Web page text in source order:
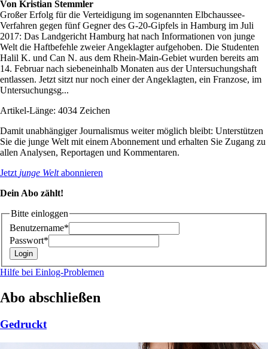
Von Kristian Stemmler
Großer Erfolg für die Verteidigung im sogenannten Elbchaussee-
Verfahren gegen fünf Gegner des G-20-Gipfels in Hamburg im Juli
2017: Das Landgericht Hamburg hat nach Informationen von junge
Welt die Haftbefehle zweier Angeklagter aufgehoben. Die Studenten
Halil K. und Can N. aus dem Rhein-Main-Gebiet wurden bereits am
14. Februar nach siebeneinhalb Monaten aus der Untersuchungshaft
entlassen. Jetzt sitzt nur noch einer der Angeklagten, ein Franzose, im
Untersuchungsg...
Artikel-Länge: 4034 Zeichen
Damit unabhängiger Journalismus weiter möglich bleibt: Unterstützen
Sie die junge Welt mit einem Abonnement und erhalten Sie Zugang zu
allen Analysen, Reportagen und Kommentaren.
Jetzt junge Weltabonnieren
Dein Abo zählt!
Bitte einloggen
Benutzername*
Passwort*
Hilfe bei Einlog-Problemen
Abo abschließen
Gedruckt